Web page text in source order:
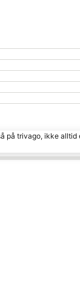
på trivago, ikke alltid